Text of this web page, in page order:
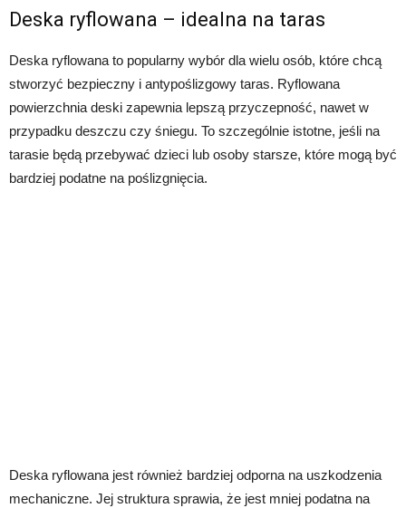
Deska ryflowana – idealna na taras
Deska ryflowana to popularny wybór dla wielu osób, które chcą
stworzyć bezpieczny i antypoślizgowy taras. Ryflowana
powierzchnia deski zapewnia lepszą przyczepność, nawet w
przypadku deszczu czy śniegu. To szczególnie istotne, jeśli na
tarasie będą przebywać dzieci lub osoby starsze, które mogą być
bardziej podatne na poślizgnięcia.
Deska ryflowana jest również bardziej odporna na uszkodzenia
mechaniczne. Jej struktura sprawia, że jest mniej podatna na